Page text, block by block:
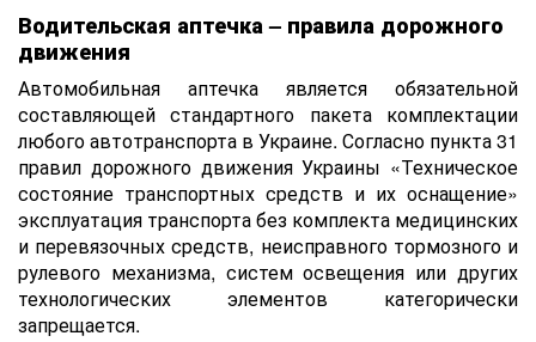
Водительская аптечка – правила дорожного
движения
Автомобильная аптечка является обязательной
составляющей стандартного пакета комплектации
любого автотранспорта в Украине. Согласно пункта 31
правил дорожного движения Украины «Техническое
состояние транспортных средств и их оснащение»
эксплуатация транспорта без комплекта медицинских
и перевязочных средств, неисправного тормозного и
рулевого механизма, систем освещения или других
технологических элементов категорически
запрещается.